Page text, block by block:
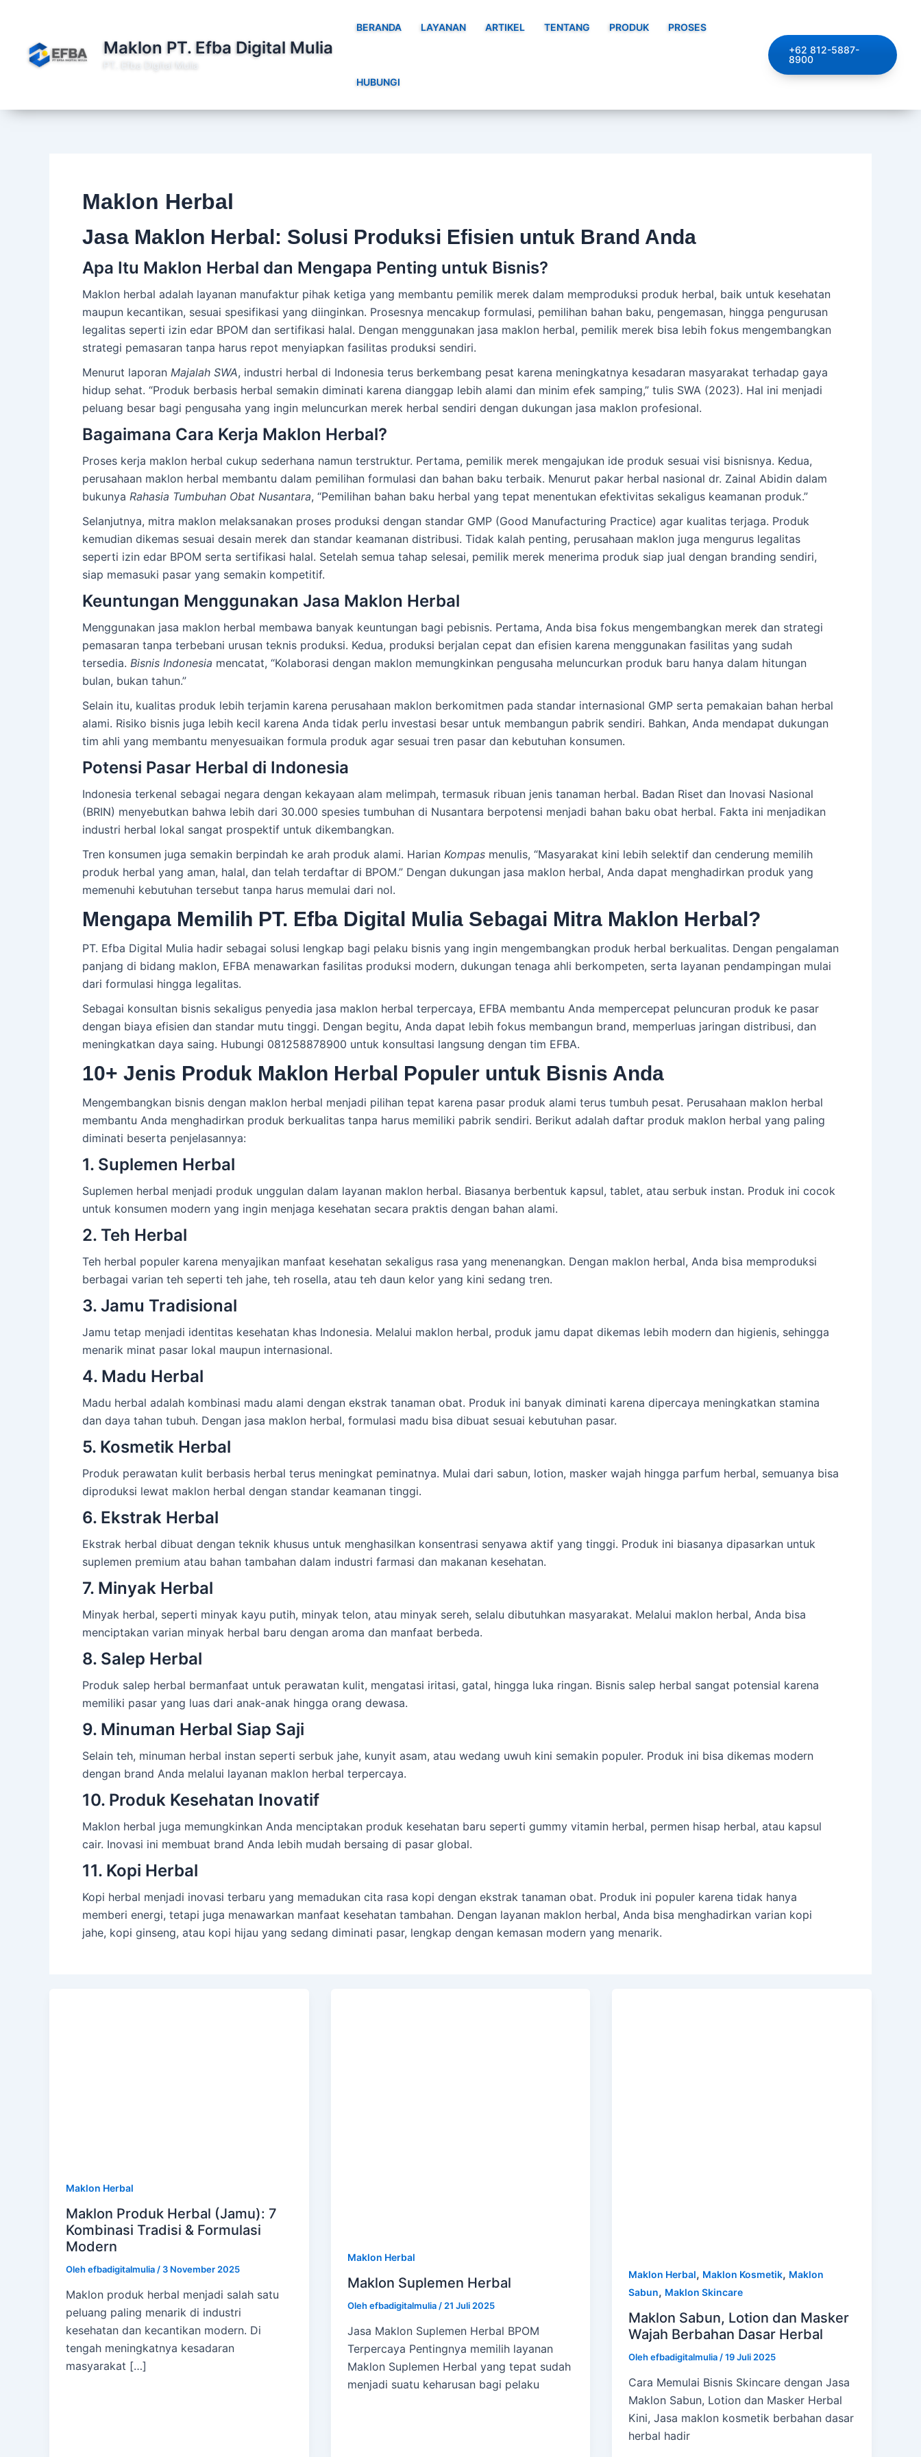
konten
Maklon PT. Efba Digital Mulia
PT. Efba Digital Mulia
BERANDA LAYANAN ARTIKEL TENTANG PRODUK PROSES
HUBUNGI
+62 812-5887-
8900
Maklon Herbal
Jasa Maklon Herbal: Solusi Produksi Efisien untuk Brand Anda
Apa Itu Maklon Herbal dan Mengapa Penting untuk Bisnis?
Maklon herbal adalah layanan manufaktur pihak ketiga yang membantu pemilik merek dalam memproduksi produk herbal, baik untuk kesehatan
maupun kecantikan, sesuai spesifikasi yang diinginkan. Prosesnya mencakup formulasi, pemilihan bahan baku, pengemasan, hingga pengurusan
legalitas seperti izin edar BPOM dan sertifikasi halal. Dengan menggunakan jasa maklon herbal, pemilik merek bisa lebih fokus mengembangkan
strategi pemasaran tanpa harus repot menyiapkan fasilitas produksi sendiri.
Menurut laporan Majalah SWA, industri herbal di Indonesia terus berkembang pesat karena meningkatnya kesadaran masyarakat terhadap gaya
hidup sehat. “Produk berbasis herbal semakin diminati karena dianggap lebih alami dan minim efek samping,” tulis SWA (2023). Hal ini menjadi
peluang besar bagi pengusaha yang ingin meluncurkan merek herbal sendiri dengan dukungan jasa maklon profesional.
Bagaimana Cara Kerja Maklon Herbal?
Proses kerja maklon herbal cukup sederhana namun terstruktur. Pertama, pemilik merek mengajukan ide produk sesuai visi bisnisnya. Kedua,
perusahaan maklon herbal membantu dalam pemilihan formulasi dan bahan baku terbaik. Menurut pakar herbal nasional dr. Zainal Abidin dalam
bukunya Rahasia Tumbuhan Obat Nusantara, “Pemilihan bahan baku herbal yang tepat menentukan efektivitas sekaligus keamanan produk.”
Selanjutnya, mitra maklon melaksanakan proses produksi dengan standar GMP (Good Manufacturing Practice) agar kualitas terjaga. Produk
kemudian dikemas sesuai desain merek dan standar keamanan distribusi. Tidak kalah penting, perusahaan maklon juga mengurus legalitas
seperti izin edar BPOM serta sertifikasi halal. Setelah semua tahap selesai, pemilik merek menerima produk siap jual dengan branding sendiri,
siap memasuki pasar yang semakin kompetitif.
Keuntungan Menggunakan Jasa Maklon Herbal
Menggunakan jasa maklon herbal membawa banyak keuntungan bagi pebisnis. Pertama, Anda bisa fokus mengembangkan merek dan strategi
pemasaran tanpa terbebani urusan teknis produksi. Kedua, produksi berjalan cepat dan efisien karena menggunakan fasilitas yang sudah
tersedia. Bisnis Indonesia mencatat, “Kolaborasi dengan maklon memungkinkan pengusaha meluncurkan produk baru hanya dalam hitungan
bulan, bukan tahun.”
Selain itu, kualitas produk lebih terjamin karena perusahaan maklon berkomitmen pada standar internasional GMP serta pemakaian bahan herbal
alami. Risiko bisnis juga lebih kecil karena Anda tidak perlu investasi besar untuk membangun pabrik sendiri. Bahkan, Anda mendapat dukungan
tim ahli yang membantu menyesuaikan formula produk agar sesuai tren pasar dan kebutuhan konsumen.
Potensi Pasar Herbal di Indonesia
Indonesia terkenal sebagai negara dengan kekayaan alam melimpah, termasuk ribuan jenis tanaman herbal. Badan Riset dan Inovasi Nasional
(BRIN) menyebutkan bahwa lebih dari 30.000 spesies tumbuhan di Nusantara berpotensi menjadi bahan baku obat herbal. Fakta ini menjadikan
industri herbal lokal sangat prospektif untuk dikembangkan.
Tren konsumen juga semakin berpindah ke arah produk alami. Harian Kompas menulis, “Masyarakat kini lebih selektif dan cenderung memilih
produk herbal yang aman, halal, dan telah terdaftar di BPOM.” Dengan dukungan jasa maklon herbal, Anda dapat menghadirkan produk yang
memenuhi kebutuhan tersebut tanpa harus memulai dari nol.
Mengapa Memilih PT. Efba Digital Mulia Sebagai Mitra Maklon Herbal?
PT. Efba Digital Mulia hadir sebagai solusi lengkap bagi pelaku bisnis yang ingin mengembangkan produk herbal berkualitas. Dengan pengalaman
panjang di bidang maklon, EFBA menawarkan fasilitas produksi modern, dukungan tenaga ahli berkompeten, serta layanan pendampingan mulai
dari formulasi hingga legalitas.
Sebagai konsultan bisnis sekaligus penyedia jasa maklon herbal terpercaya, EFBA membantu Anda mempercepat peluncuran produk ke pasar
dengan biaya efisien dan standar mutu tinggi. Dengan begitu, Anda dapat lebih fokus membangun brand, memperluas jaringan distribusi, dan
meningkatkan daya saing. Hubungi 081258878900 untuk konsultasi langsung dengan tim EFBA.
10+ Jenis Produk Maklon Herbal Populer untuk Bisnis Anda
Mengembangkan bisnis dengan maklon herbal menjadi pilihan tepat karena pasar produk alami terus tumbuh pesat. Perusahaan maklon herbal
membantu Anda menghadirkan produk berkualitas tanpa harus memiliki pabrik sendiri. Berikut adalah daftar produk maklon herbal yang paling
diminati beserta penjelasannya:
1. Suplemen Herbal
Suplemen herbal menjadi produk unggulan dalam layanan maklon herbal. Biasanya berbentuk kapsul, tablet, atau serbuk instan. Produk ini cocok
untuk konsumen modern yang ingin menjaga kesehatan secara praktis dengan bahan alami.
2. Teh Herbal
Teh herbal populer karena menyajikan manfaat kesehatan sekaligus rasa yang menenangkan. Dengan maklon herbal, Anda bisa memproduksi
berbagai varian teh seperti teh jahe, teh rosella, atau teh daun kelor yang kini sedang tren.
3. Jamu Tradisional
Jamu tetap menjadi identitas kesehatan khas Indonesia. Melalui maklon herbal, produk jamu dapat dikemas lebih modern dan higienis, sehingga
menarik minat pasar lokal maupun internasional.
4. Madu Herbal
Madu herbal adalah kombinasi madu alami dengan ekstrak tanaman obat. Produk ini banyak diminati karena dipercaya meningkatkan stamina
dan daya tahan tubuh. Dengan jasa maklon herbal, formulasi madu bisa dibuat sesuai kebutuhan pasar.
5. Kosmetik Herbal
Produk perawatan kulit berbasis herbal terus meningkat peminatnya. Mulai dari sabun, lotion, masker wajah hingga parfum herbal, semuanya bisa
diproduksi lewat maklon herbal dengan standar keamanan tinggi.
6. Ekstrak Herbal
Ekstrak herbal dibuat dengan teknik khusus untuk menghasilkan konsentrasi senyawa aktif yang tinggi. Produk ini biasanya dipasarkan untuk
suplemen premium atau bahan tambahan dalam industri farmasi dan makanan kesehatan.
7. Minyak Herbal
Minyak herbal, seperti minyak kayu putih, minyak telon, atau minyak sereh, selalu dibutuhkan masyarakat. Melalui maklon herbal, Anda bisa
menciptakan varian minyak herbal baru dengan aroma dan manfaat berbeda.
8. Salep Herbal
Produk salep herbal bermanfaat untuk perawatan kulit, mengatasi iritasi, gatal, hingga luka ringan. Bisnis salep herbal sangat potensial karena
memiliki pasar yang luas dari anak-anak hingga orang dewasa.
9. Minuman Herbal Siap Saji
Selain teh, minuman herbal instan seperti serbuk jahe, kunyit asam, atau wedang uwuh kini semakin populer. Produk ini bisa dikemas modern
dengan brand Anda melalui layanan maklon herbal terpercaya.
10. Produk Kesehatan Inovatif
Maklon herbal juga memungkinkan Anda menciptakan produk kesehatan baru seperti gummy vitamin herbal, permen hisap herbal, atau kapsul
cair. Inovasi ini membuat brand Anda lebih mudah bersaing di pasar global.
11. Kopi Herbal
Kopi herbal menjadi inovasi terbaru yang memadukan cita rasa kopi dengan ekstrak tanaman obat. Produk ini populer karena tidak hanya
memberi energi, tetapi juga menawarkan manfaat kesehatan tambahan. Dengan layanan maklon herbal, Anda bisa menghadirkan varian kopi
jahe, kopi ginseng, atau kopi hijau yang sedang diminati pasar, lengkap dengan kemasan modern yang menarik.
Maklon Herbal
Maklon Produk Herbal (Jamu): 7
Kombinasi Tradisi & Formulasi
Modern
Olehefbadigitalmulia / 3 November 2025
Maklon produk herbal menjadi salah satu
peluang paling menarik di industri
kesehatan dan kecantikan modern. Di
tengah meningkatnya kesadaran
masyarakat […]
Maklon Herbal
Maklon Suplemen Herbal
Olehefbadigitalmulia / 21 Juli 2025
Jasa Maklon Suplemen Herbal BPOM
Terpercaya Pentingnya memilih layanan
Maklon Suplemen Herbal yang tepat sudah
menjadi suatu keharusan bagi pelaku
Maklon Herbal, Maklon Kosmetik, Maklon
Sabun, Maklon Skincare
Maklon Sabun, Lotion dan Masker
Wajah Berbahan Dasar Herbal
Olehefbadigitalmulia /19 Juli 2025
Cara Memulai Bisnis Skincare dengan Jasa
Maklon Sabun, Lotion dan Masker Herbal
Kini, Jasa maklon kosmetik berbahan dasar
herbal hadir